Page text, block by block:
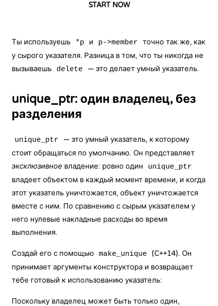
START NOW
Ты используешь *p и p->member
точно так же, как
у сырого указателя. Разница в том, что ты никогда не
вызываешь
delete — это делает умный указатель.
unique_ptr: один владелец, без
разделения
unique_ptr
— это умный указатель, к которому
стоит обращаться по умолчанию. Он представляет
эксклюзивное владение: ровно один unique_ptr
владеет объектом в каждый момент времени, и когда
этот указатель уничтожается, объект уничтожается
вместе с ним. По сравнению с сырым указателем у
него нулевые накладные расходы во время
выполнения.
Создай его с помощью make_unique
(C++14). Он
принимает аргументы конструктора и возвращает
тебе готовый к использованию указатель:
Поскольку владелец может быть только один,